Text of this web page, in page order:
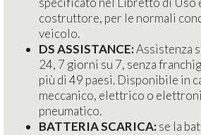
costruttore, per le normali
veicolo.
DS ASSISTANCE:Assistenza
24, 7 giorni su 7, senza
più di 49 paesi. Disponibile in
meccanico, elettrico o
pneumatico.
BATTERIA SCARICA:se la